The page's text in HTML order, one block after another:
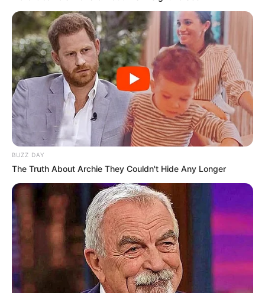
BUZZ DAY
The Truth About Archie They Couldn't Hide Any Longer